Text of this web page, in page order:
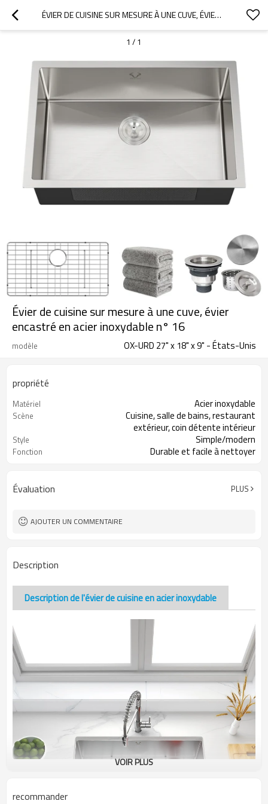
ÉVIER DE CUISINE SUR MESURE À UNE CUVE, ÉVIER ENCASTRÉ EN ACIER INOXYDABLE N° 16
1 / 1
Évier de cuisine sur mesure à une cuve, évier
encastré en acier inoxydable n° 16
modèle OX-URD 27" x 18" x 9" - États-Unis
propriété
Matériel Acier inoxydable
Scène
Cuisine, salle de bains, restaurant
extérieur, coin détente intérieur
Style Simple/modern
Fonction Durable et facile à nettoyer
Évaluation PLUS
AJOUTER UN COMMENTAIRE
Description
Description de l'évier de cuisine en acier inoxydable
VOIR PLUS
recommander